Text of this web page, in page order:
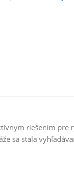
riešením
sa stala